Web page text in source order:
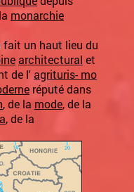
monarchie
fait un haut lieu du
architectural et
de l'agrituris- mo
réputé dans
, de la mode, de la
, de la